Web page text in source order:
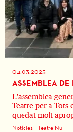
04.03.2025
ASSEMBLEA DE
L'assemblea
Teatre per a Tots
quedat molt
Notícies Teatre Nu